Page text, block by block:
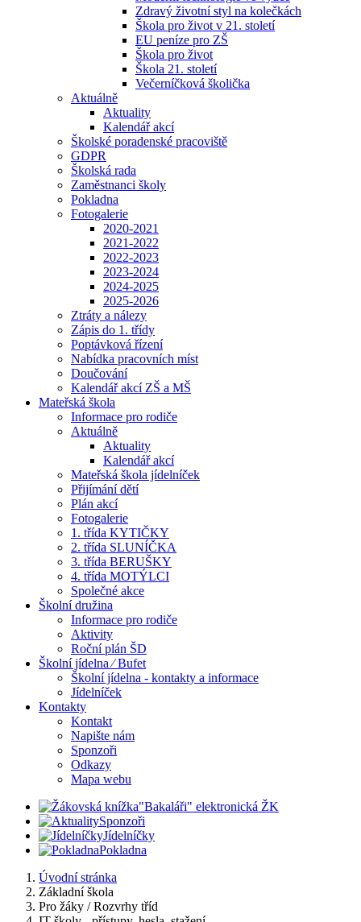
Zdravý životní styl na kolečkách
Škola pro život v 21. století
EU peníze pro ZŠ
Škola pro život
Škola 21. století
Večerníčková školička
Aktuálně
Aktuality
Kalendář akcí
Školské poradenské pracoviště
GDPR
Školská rada
Zaměstnanci školy
Pokladna
Fotogalerie
2020-2021
2021-2022
2022-2023
2023-2024
2024-2025
2025-2026
Ztráty a nálezy
Zápis do 1. třídy
Poptávková řízení
Nabídka pracovních míst
Doučování
Kalendář akcí ZŠ a MŠ
Mateřská škola
Informace pro rodiče
Aktuálně
Aktuality
Kalendář akcí
Mateřská škola jídelníček
Přijímání dětí
Plán akcí
Fotogalerie
1. třída KYTIČKY
2. třída SLUNÍČKA
3. třída BERUŠKY
4. třída MOTÝLCI
Společné akce
Školní družina
Informace pro rodiče
Aktivity
Roční plán ŠD
Školní jídelna ⁄ Bufet
Školní jídelna - kontakty a informace
Jídelníček
Kontakty
Kontakt
Napište nám
Sponzoři
Odkazy
Mapa webu
"Bakaláři" elektronická ŽK
Sponzoři
Jídelníčky
Pokladna
Úvodní stránka
Základní škola
Pro žáky / Rozvrhy tříd